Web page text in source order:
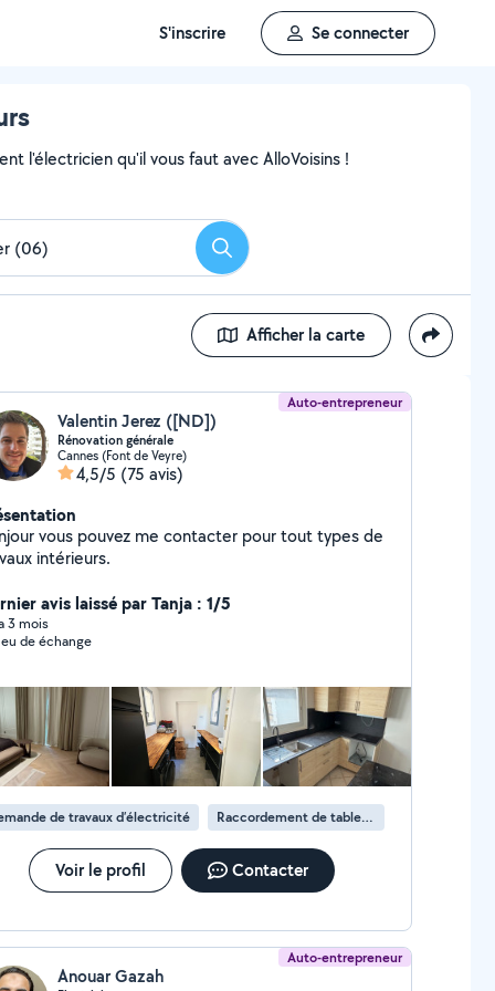
S'inscrire Se connecter
l'électricien qu'il vous faut avec AlloVoisins !
Rechercher
Afficher la carte
Auto-entrepreneur
Valentin Jerez ([ND])
Rénovation générale
Cannes (Font de Veyre)
4,5/5 (75 avis)
vous pouvez me contacter pour tout types de
intérieurs.
avis laissé par Tanja : 1/5
3 mois
eu de échange
de travaux d’électricité Raccordement de tableau électrique
Voir le profil Contacter
Auto-entrepreneur
Anouar Gazah